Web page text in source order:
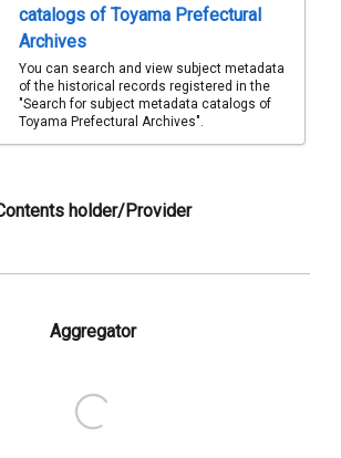
catalogs of Toyama Prefectural
Archives
You can search and view subject metadata
of the historical records registered in the
"Search for subject metadata catalogs of
Toyama Prefectural Archives".
holder/Provider
Aggregator